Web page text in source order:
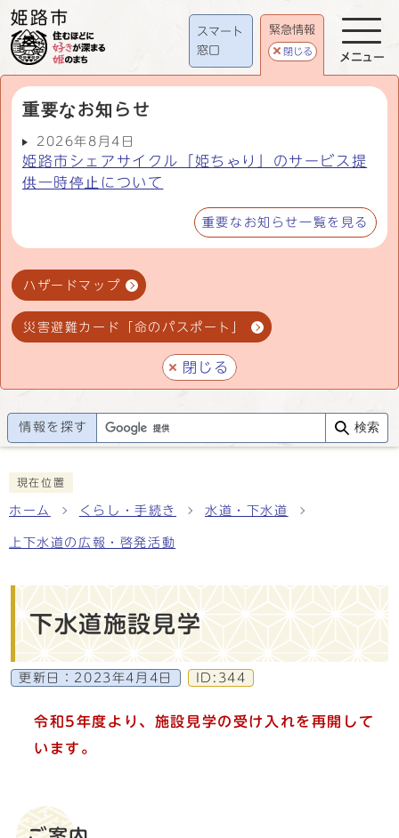
スマート
窓口
緊急情報
閉じる
重要なお知らせ
2026年8月4日
姫路市シェアサイクル「姫ちゃり」のサービス提
供一時停止について
重要なお知らせ一覧を見る
ハザードマップ
災害避難カード「命のパスポート」
閉じる
メニュー
情報を探す 検索
現在位置
ホーム くらし・手続き 水道・下水道
上下水道の広報・啓発活動
下水道施設見学
更新日： 2023年4月4日 ID:344
令和5年度より、施設見学の受け入れを再開して
います。